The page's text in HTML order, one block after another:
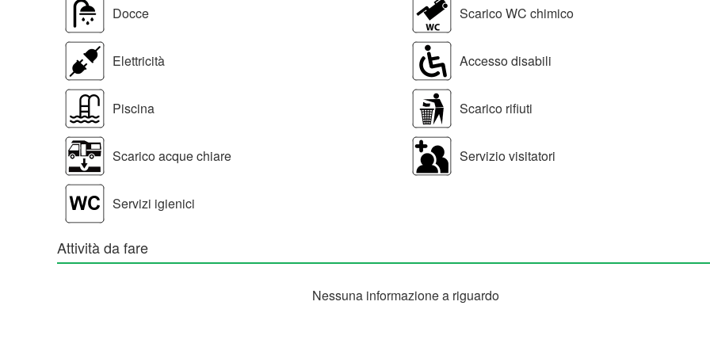
Docce
Elettricità
Piscina
Scarico acque chiare
Servizi igienici
Scarico WC chimico
Accesso disabili
Scarico rifiuti
Servizio visitatori
Attività da fare
Nessuna informazione a riguardo